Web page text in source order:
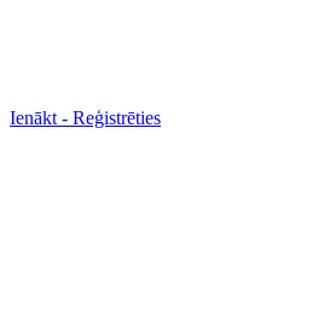
Ienākt - Reģistrēties